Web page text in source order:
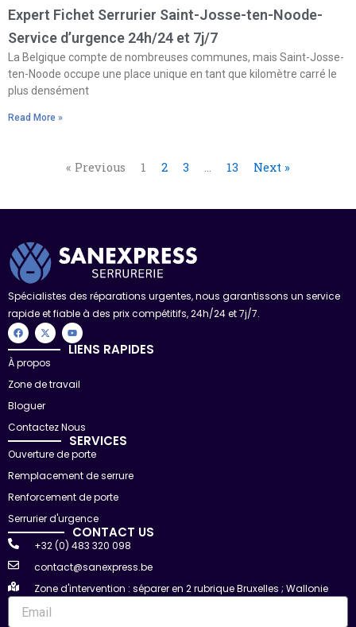
Expert Fichet Serrurier Saint-Josse-ten-Noode-
Service d’urgence 24h/24 et 7j/7
La Belgique compte de nombreuses communes, mais Saint-Josse-
ten-Noode occupe une place unique en tant que kilomètre carré le
plus densément
Read More »
« Previous 1 2 3 … 13 Next »
Spécialistes des réparations urgentes, nous garantissons un service
rapide et fiable à des prix compétitifs, 24h/24 et 7j/7.
F
a
c
b
o
X
-
t
i
t
r
Y
o
u
t
e
LIENS RAPIDES
À propos
Zone de travail
Bloguer
Contactez Nous
SERVICES
Ouverture de porte
Remplacement de serrure
Renforcement de porte
Serrurier d'urgence
CONTACT US
+32 (0) 483 320 098
contact@sanexpress.be
Zone d'intervention : séparer en 2 rubrique Bruxelles ; Wallonie